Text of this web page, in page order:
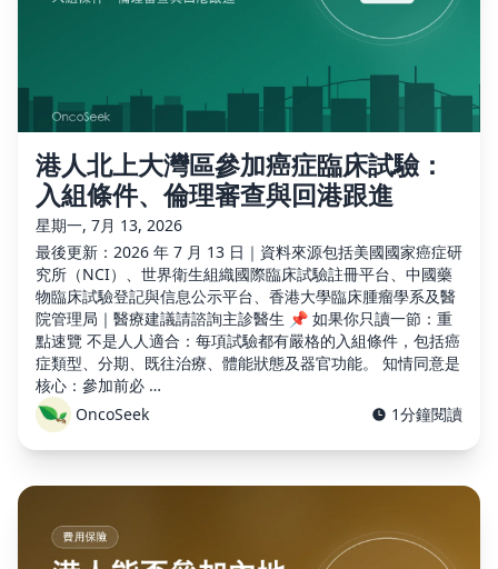
港人北上大灣區參加癌症臨床試驗：
入組條件、倫理審查與回港跟進
星期一, 7月 13, 2026
最後更新：2026 年 7 月 13 日｜資料來源包括美國國家癌症研
究所（NCI）、世界衛生組織國際臨床試驗註冊平台、中國藥
物臨床試驗登記與信息公示平台、香港大學臨床腫瘤學系及醫
院管理局｜醫療建議請諮詢主診醫生 📌 如果你只讀一節：重
點速覽 不是人人適合：每項試驗都有嚴格的入組條件，包括癌
症類型、分期、既往治療、體能狀態及器官功能。 知情同意是
核心：參加前必 …
OncoSeek
1分鐘閱讀